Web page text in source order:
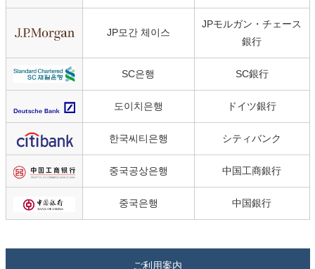
JP모간 체이스
JPモルガン・チェース
銀行
SC은행 SC銀行
도이치은행 ドイツ銀行
한국씨티은행 シティバンク
중국공상은행 中国工商銀行
중국은행 中国銀行
ご利用案内